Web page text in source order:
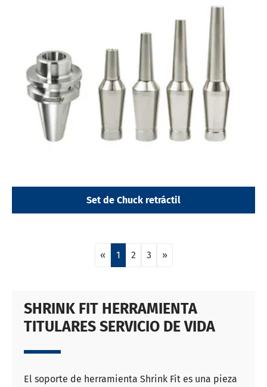
Set de Chuck retráctil
« 1 2 3 »
SHRINK FIT HERRAMIENTA
TITULARES SERVICIO DE VIDA
El soporte de herramienta Shrink Fit es una pieza